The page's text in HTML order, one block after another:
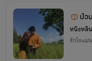
ส่วนนิยายจีนจ
ป่ว
หนิงหลิน
รักโรแม